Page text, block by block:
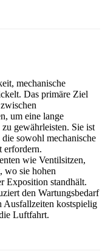
mechanische
Das primäre Ziel
um eine lange
gewährleisten. Sie ist
sowohl mechanische
erfordern.
wie Ventilsitzen,
wo sie hohen
Exposition standhält.
den Wartungsbedarf
Ausfallzeiten kostspielig
Luftfahrt.